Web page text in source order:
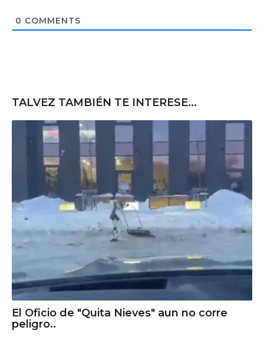
e
0 COMMENTS
TALVEZ TAMBIÉN TE INTERESE...
El Oficio de "Quita Nieves" aun no corre
peligro..